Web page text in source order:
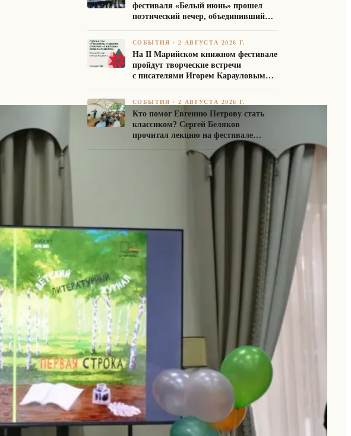
фестиваля «Белый июнь» прошел
поэтический вечер, объединивший
СОБЫТИЯ ·2 АВГУСТА 2026 Г.
На II Марийском книжном фестивале
пройдут творческие встречи
с писателями Игорем Карауловым
СОБЫТИЯ ·2 АВГУСТА 2026 Г.
Кто помог Евгению Петрову стать
классиком? Сергей Беляков
прочитал лекцию на фестивале